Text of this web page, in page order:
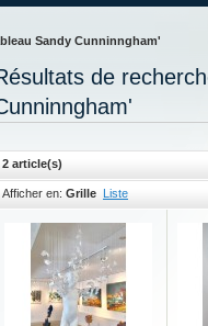
Sandy Cunninngham'
de
2 article(s)
Afficher en: Grille Liste